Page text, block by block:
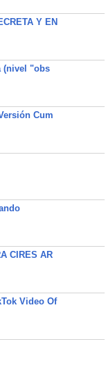
Y EN
(nivel "obs
Cum
CIRES AR
Video Of